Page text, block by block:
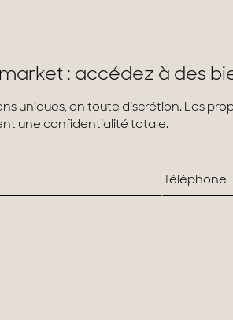
: accédez à des
uniques, en toute discrétion. Les
une confidentialité totale.